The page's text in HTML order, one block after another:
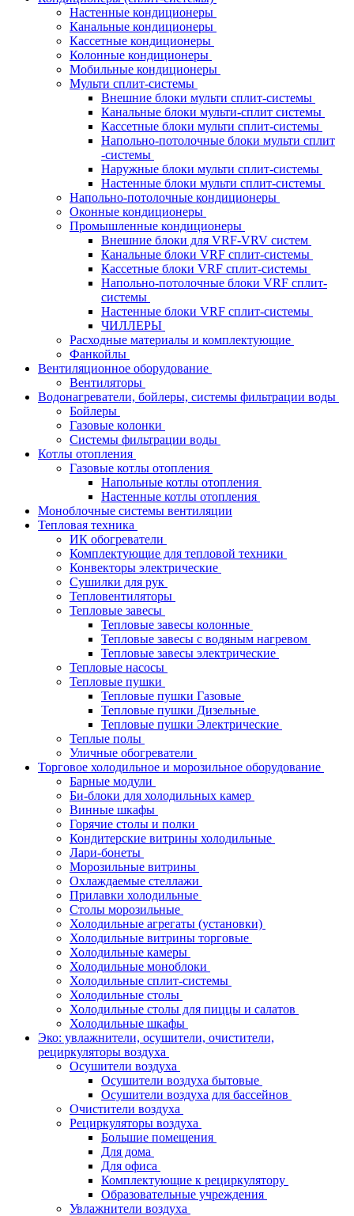
Настенные кондиционеры
Канальные кондиционеры
Кассетные кондиционеры
Колонные кондиционеры
Мобильные кондиционеры
Мульти сплит-системы
Внешние блоки мульти сплит-системы
Канальные блоки мульти-сплит системы
Кассетные блоки мульти сплит-системы
Напольно-потолочные блоки мульти сплит
-системы
Наружные блоки мульти сплит-системы
Настенные блоки мульти сплит-системы
Напольно-потолочные кондиционеры
Оконные кондиционеры
Промышленные кондиционеры
Внешние блоки для VRF-VRV систем
Канальные блоки VRF сплит-системы
Кассетные блоки VRF сплит-системы
Напольно-потолочные блоки VRF сплит-
системы
Настенные блоки VRF сплит-системы
ЧИЛЛЕРЫ
Расходные материалы и комплектующие
Фанкойлы
Вентиляционное оборудование
Вентиляторы
Водонагреватели, бойлеры, системы фильтрации воды
Бойлеры
Газовые колонки
Системы фильтрации воды
Котлы отопления
Газовые котлы отопления
Напольные котлы отопления
Настенные котлы отопления
Моноблочные системы вентиляции
Тепловая техника
ИК обогреватели
Комплектующие для тепловой техники
Конвекторы электрические
Сушилки для рук
Тепловентиляторы
Тепловые завесы
Тепловые завесы колонные
Тепловые завесы с водяным нагревом
Тепловые завесы электрические
Тепловые насосы
Тепловые пушки
Тепловые пушки Газовые
Тепловые пушки Дизельные
Тепловые пушки Электрические
Теплые полы
Уличные обогреватели
Торговое холодильное и морозильное оборудование
Барные модули
Би-блоки для холодильных камер
Винные шкафы
Горячие столы и полки
Кондитерские витрины холодильные
Лари-бонеты
Морозильные витрины
Охлаждаемые стеллажи
Прилавки холодильные
Столы морозильные
Холодильные агрегаты (установки)
Холодильные витрины торговые
Холодильные камеры
Холодильные моноблоки
Холодильные сплит-системы
Холодильные столы
Холодильные столы для пиццы и салатов
Холодильные шкафы
Эко: увлажнители, осушители, очистители,
рециркуляторы воздуха
Осушители воздуха
Осушители воздуха бытовые
Осушители воздуха для бассейнов
Очистители воздуха
Рециркуляторы воздуха
Большие помещения
Для дома
Для офиса
Комплектующие к рециркулятору
Образовательные учреждения
Увлажнители воздуха